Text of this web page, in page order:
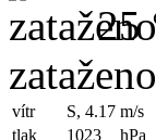
25
vítr S, 4.17 m/s
tlak
1023
hPa